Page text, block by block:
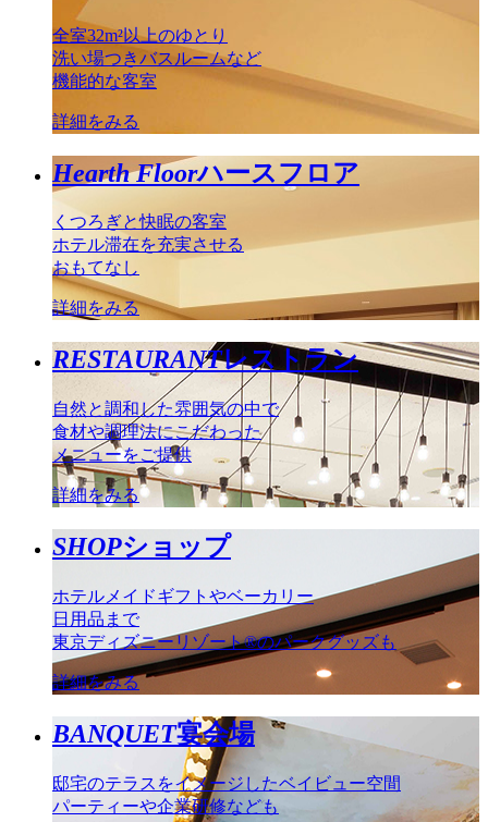
全室32m²以上のゆとり
洗い場つきバスルームなど
機能的な客室
詳細をみる
Hearth Floorハースフロア
くつろぎと快眠の客室
ホテル滞在を充実させる
おもてなし
詳細をみる
RESTAURANTレストラン
自然と調和した雰囲気の中で
食材や調理法にこだわった
メニューをご提供
詳細をみる
SHOPショップ
ホテルメイドギフトやベーカリー
日用品まで
東京ディズニーリゾート®のパークグッズも
詳細をみる
BANQUET宴会場
邸宅のテラスをイメージしたベイビュー空間
パーティーや企業研修なども